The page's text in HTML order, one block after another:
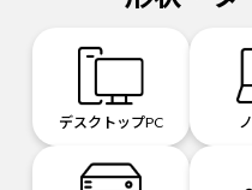
デスクトップPC